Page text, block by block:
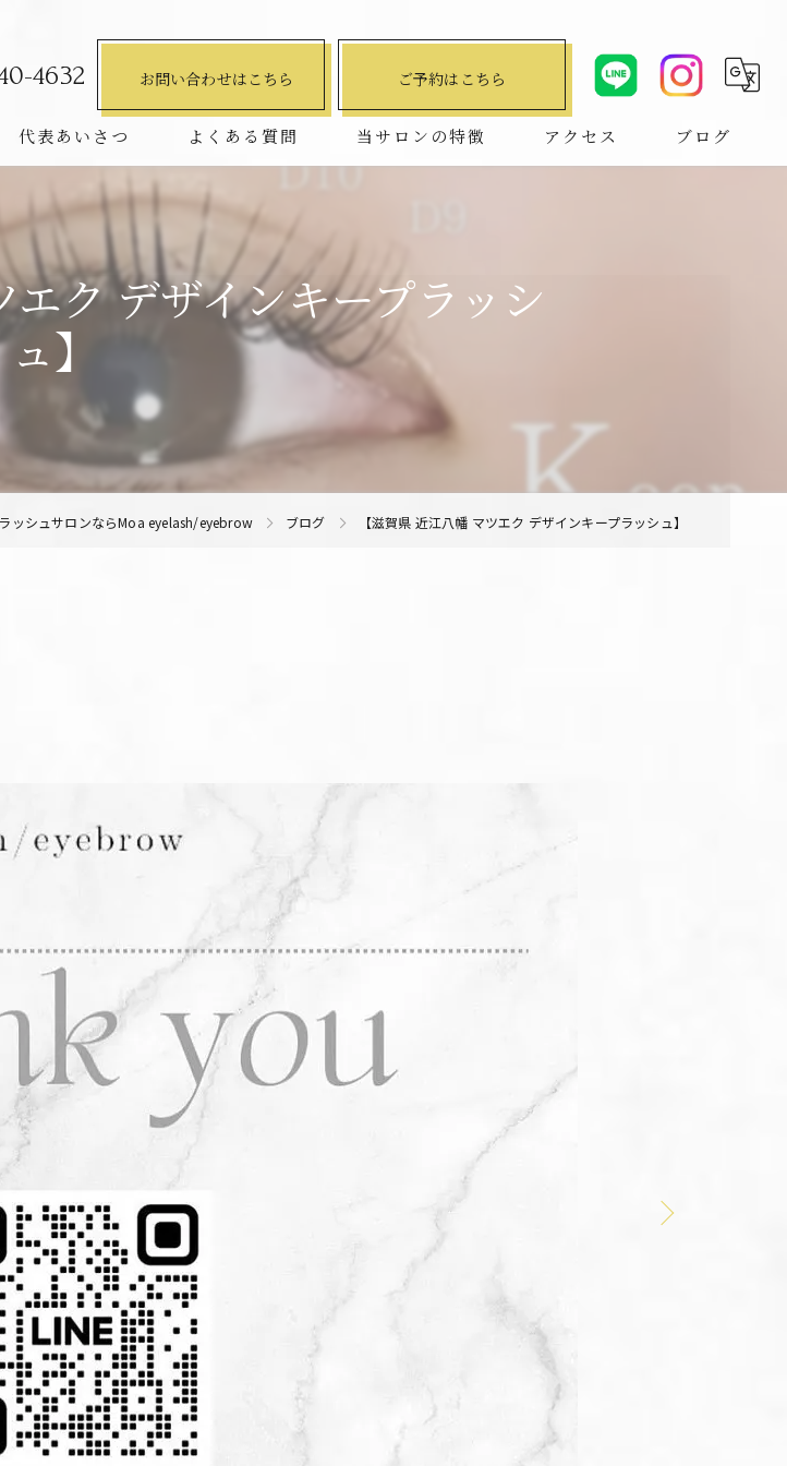
4632 お問い合わせはこちら ご予約はこちら
代表あいさつ よくある質問 当サロンの特徴
マツエク
まつ毛パーマ
パリジェンヌ
アクセス ブログ
エク デザインキープラッシ
ュ】
ッシュサロンならMoa eyelash/eyebrow ブログ 【滋賀県 近江八幡 マツエク デザインキープラッシュ】